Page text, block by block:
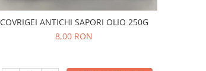
COVRIGEI ANTICHI SAPORI OLIO 250G
8,00 RON